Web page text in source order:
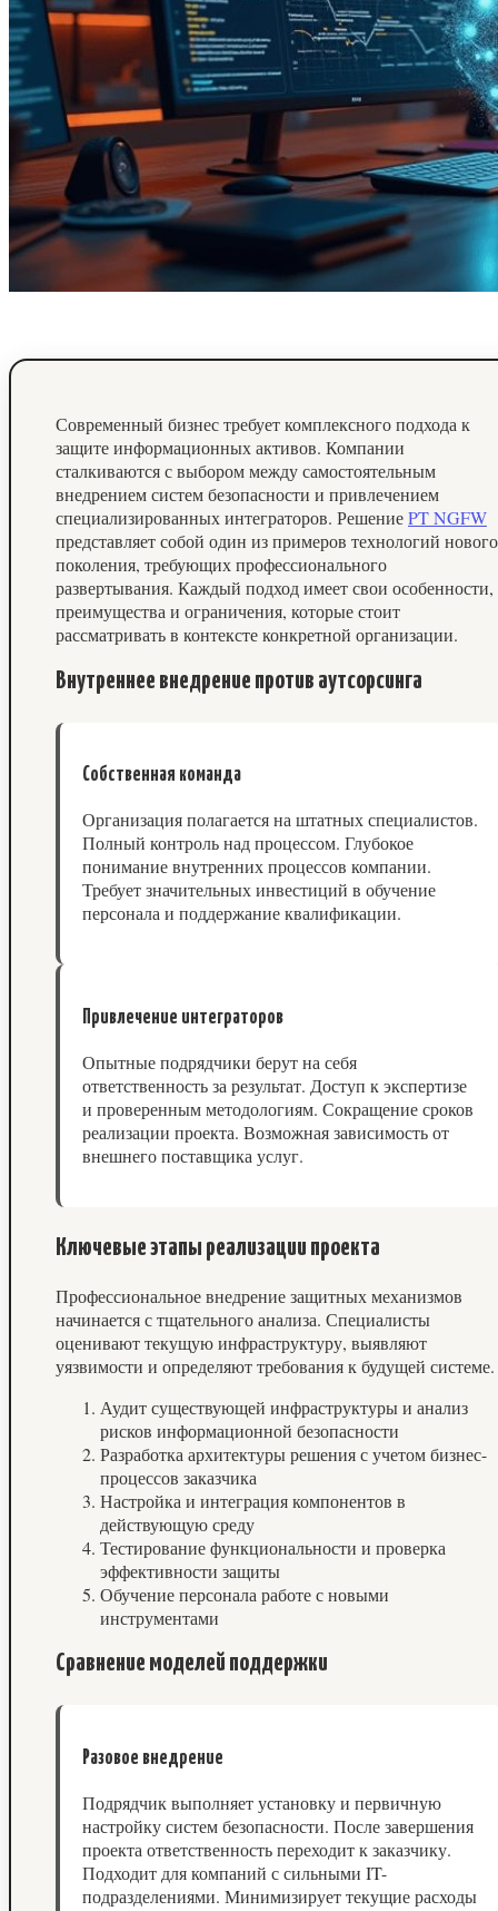
Современный бизнес требует комплексного подхода к
защите информационных активов. Компании
сталкиваются с выбором между самостоятельным
внедрением систем безопасности и привлечением
специализированных интеграторов. РешениеPT NGFW
представляет собой один из примеров технологий нового
поколения, требующих профессионального
развертывания. Каждый подход имеет свои особенности,
преимущества и ограничения, которые стоит
рассматривать в контексте конкретной организации.
Внутреннее внедрение против аутсорсинга
Собственная команда
Организация полагается на штатных специалистов.
Полный контроль над процессом. Глубокое
понимание внутренних процессов компании.
Требует значительных инвестиций в обучение
персонала и поддержание квалификации.
Привлечение интеграторов
Опытные подрядчики берут на себя
ответственность за результат. Доступ к экспертизе
и проверенным методологиям. Сокращение сроков
реализации проекта. Возможная зависимость от
внешнего поставщика услуг.
Ключевые этапы реализации проекта
Профессиональное внедрение защитных механизмов
начинается с тщательного анализа. Специалисты
оценивают текущую инфраструктуру, выявляют
уязвимости и определяют требования к будущей системе.
Аудит существующей инфраструктуры и анализ
рисков информационной безопасности
Разработка архитектуры решения с учетом бизнес-
процессов заказчика
Настройка и интеграция компонентов в
действующую среду
Тестирование функциональности и проверка
эффективности защиты
Обучение персонала работе с новыми
инструментами
Сравнение моделей поддержки
Разовое внедрение
Подрядчик выполняет установку и первичную
настройку систем безопасности. После завершения
проекта ответственность переходит к заказчику.
Подходит для компаний с сильными IT-
подразделениями. Минимизирует текущие расходы